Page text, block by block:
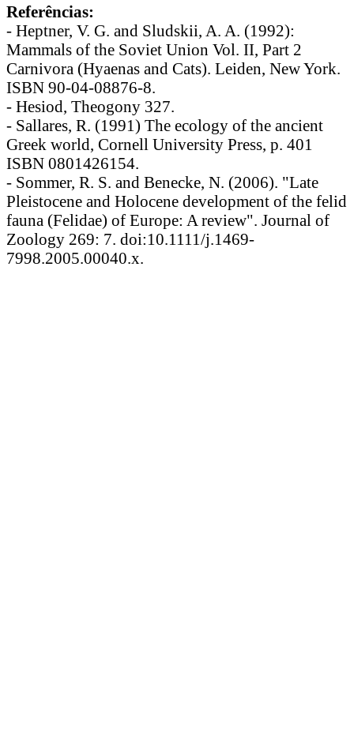
Referências:
- Heptner, V. G. and Sludskii, A. A. (1992):
Mammals of the Soviet Union Vol. II, Part 2
Carnivora (Hyaenas and Cats). Leiden, New York.
ISBN 90-04-08876-8.
- Hesiod, Theogony 327.
- Sallares, R. (1991) The ecology of the ancient
Greek world, Cornell University Press, p. 401
ISBN 0801426154.
- Sommer, R. S. and Benecke, N. (2006). "Late
Pleistocene and Holocene development of the felid
fauna (Felidae) of Europe: A review". Journal of
Zoology 269: 7. doi:10.1111/j.1469-
7998.2005.00040.x.